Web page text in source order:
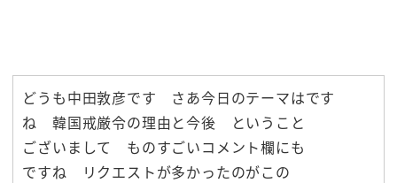
どうも中田敦彦です さあ今日のテーマはです
ね 韓国戒厳令の理由と今後 ということ
ございまして ものすごいコメント欄にも
ですね リクエストが多かったのがこの